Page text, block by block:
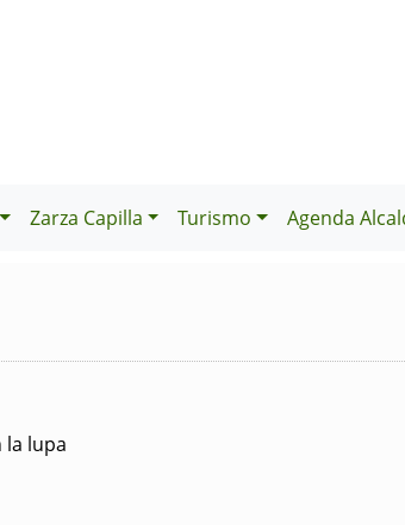
Zarza Capilla Turismo Agenda
la lupa